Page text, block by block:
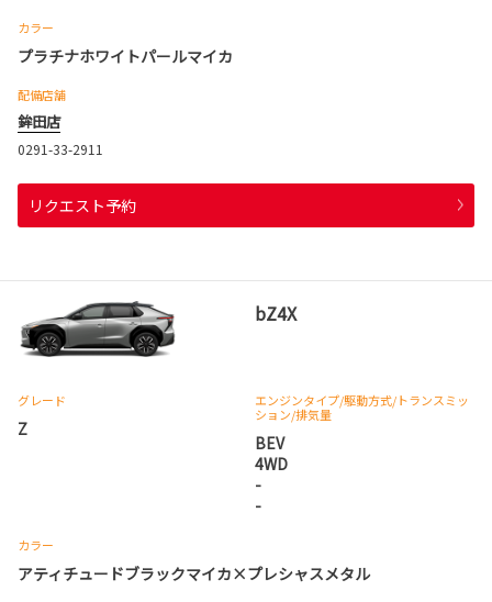
カラー
プラチナホワイトパールマイカ
配備店舗
鉾田店
0291-33-2911
リクエスト予約
bZ4X
グレード
Z
エンジンタイプ/駆動方式/トランスミッ
ション/排気量
BEV
4WD
-
-
カラー
アティチュードブラックマイカ×プレシャスメタル